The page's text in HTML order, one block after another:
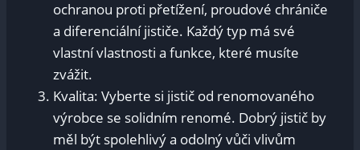
ochranou proti přetížení, proudové chrániče
a diferenciální jističe. Každý typ​ má své
vlastní vlastnosti‌ a funkce, ‌které⁤ musíte
zvážit.
Kvalita: Vyberte ⁣si jistič ‍od ‌renomovaného
výrobce se solidním​ renomé.⁣ Dobrý jistič by
měl být ⁣spolehlivý ​a odolný vůči vlivům